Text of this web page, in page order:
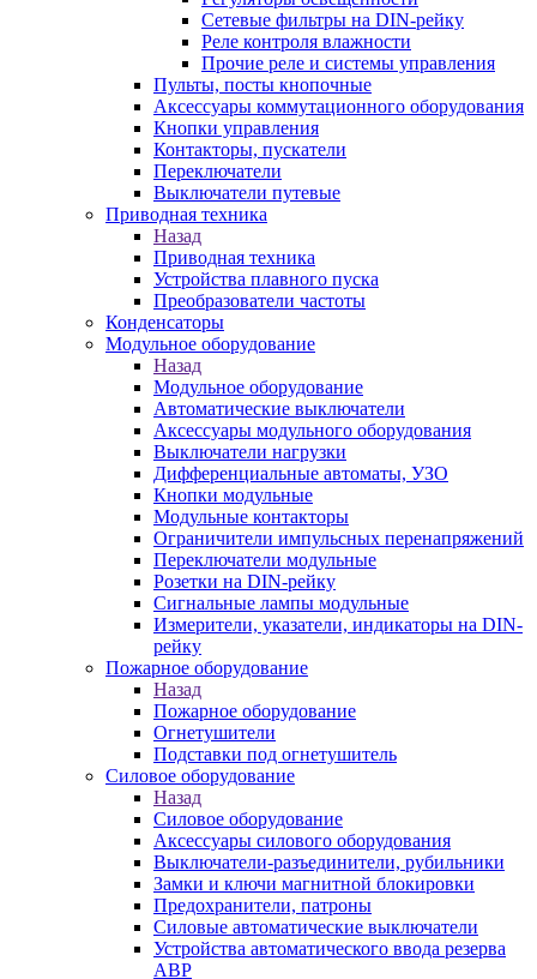
Сетевые фильтры на DIN-рейку
Реле контроля влажности
Прочие реле и системы управления
Пульты, посты кнопочные
Аксессуары коммутационного оборудования
Кнопки управления
Контакторы, пускатели
Переключатели
Выключатели путевые
Приводная техника
Назад
Приводная техника
Устройства плавного пуска
Преобразователи частоты
Конденсаторы
Модульное оборудование
Назад
Модульное оборудование
Автоматические выключатели
Аксессуары модульного оборудования
Выключатели нагрузки
Дифференциальные автоматы, УЗО
Кнопки модульные
Модульные контакторы
Ограничители импульсных перенапряжений
Переключатели модульные
Розетки на DIN-рейку
Сигнальные лампы модульные
Измерители, указатели, индикаторы на DIN-
рейку
Пожарное оборудование
Назад
Пожарное оборудование
Огнетушители
Подставки под огнетушитель
Силовое оборудование
Назад
Силовое оборудование
Аксессуары силового оборудования
Выключатели-разъединители, рубильники
Замки и ключи магнитной блокировки
Предохранители, патроны
Силовые автоматические выключатели
Устройства автоматического ввода резерва
АВР